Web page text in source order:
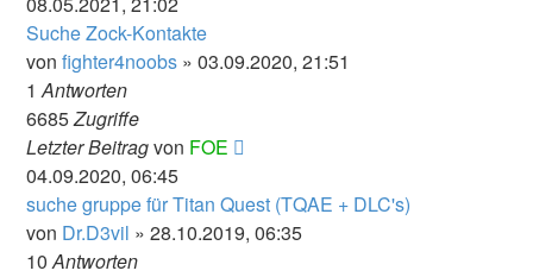
Suche Zock-Kontakte
vonfighter4noobs » 03.09.2020, 21:51
1Antworten
6685Zugriffe
Letzter Beitragvon FOE
04.09.2020, 06:45
suche gruppe für Titan Quest (TQAE + DLC's)
von Dr.D3vil » 28.10.2019, 06:35
10Antworten